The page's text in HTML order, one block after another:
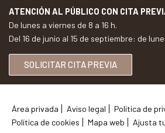
ATENCIÓN AL PÚBLICO CON CITA
De lunes a viernes de 8 a 16 h.
Del 16 de junio al 15 de septiembre: de
SOLICITAR CITA PREVIA
Área privada Aviso legal
Política de
Política de cookies
Mapa web Ajusta